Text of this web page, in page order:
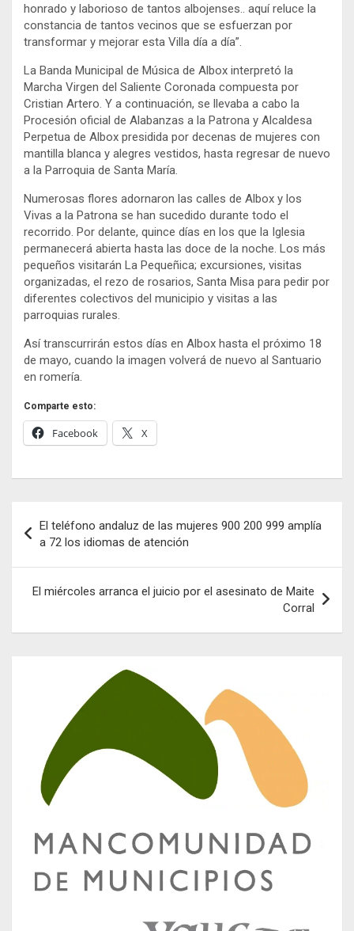
honrado y laborioso de tantos albojenses.. aquí reluce la
constancia de tantos vecinos que se esfuerzan por
transformar y mejorar esta Villa día a día”.
La Banda Municipal de Música de Albox interpretó la
Marcha Virgen del Saliente Coronada compuesta por
Cristian Artero. Y a continuación, se llevaba a cabo la
Procesión oficial de Alabanzas a la Patrona y Alcaldesa
Perpetua de Albox presidida por decenas de mujeres con
mantilla blanca y alegres vestidos, hasta regresar de nuevo
a la Parroquia de Santa María.
Numerosas flores adornaron las calles de Albox y los
Vivas a la Patrona se han sucedido durante todo el
recorrido. Por delante, quince días en los que la Iglesia
permanecerá abierta hasta las doce de la noche. Los más
pequeños visitarán La Pequeñica; excursiones, visitas
organizadas, el rezo de rosarios, Santa Misa para pedir por
diferentes colectivos del municipio y visitas a las
parroquias rurales.
Así transcurrirán estos días en Albox hasta el próximo 18
de mayo, cuando la imagen volverá de nuevo al Santuario
en romería.
Comparte esto:
Facebook X
de
entradas
El teléfono andaluz de las mujeres 900 200 999 amplía
a 72 los idiomas de atención
El miércoles arranca el juicio por el asesinato de Maite
Corral